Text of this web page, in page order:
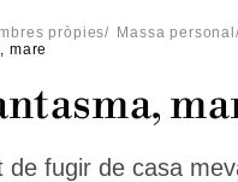
pròpies/ Massa personal /
mare
de fugir de casa